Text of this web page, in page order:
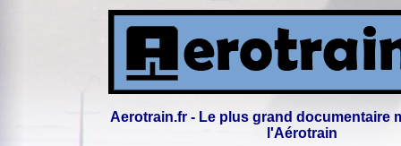
Aerotrain.fr - Le plus grand documentaire
l'Aérotrain